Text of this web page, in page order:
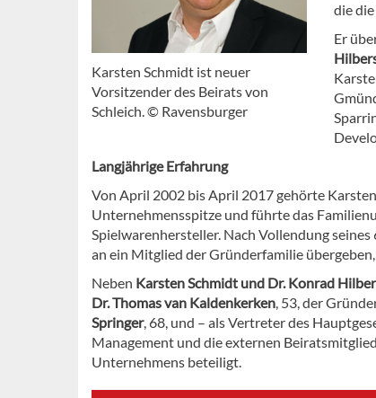
Karsten Schmidt ist neuer
Vorsitzender des Beirats von
Schleich. © Ravensburger
die
Er
Langjährige Erfahrung
Von April 2002 bis April 2017 gehörte
Unternehmensspitze und führte das
Spielwarenhersteller. Nach Vollendung
an ein Mitglied der Gründerfamilie
Neben Karsten Schmidt und Dr. Konrad
Dr. Thomas van Kaldenkerken, 53, der
Springer, 68, und – als Vertreter des
Management und die externen
Unternehmens beteiligt.